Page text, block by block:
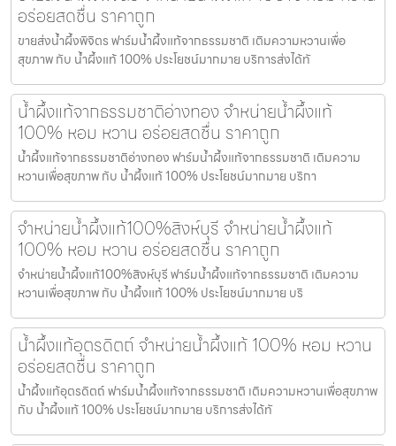
อร่อยสดชื่น ราคาถูก
ขายส่งน้ำผึ้งพิจิตร ฟาร์มน้ำผึ้งแท้จากธรรมชาติ เติมความหวานเพื่อ
สุขภาพ กับ น้ำผึ้งแท้ 100% ประโยชน์มากมาย บริการส่งได้ทั
น้ำผึ้งแท้จากธรรมชาติอ่างทอง จำหน่ายน้ำผึ้งแท้
100% หอม หวาน อร่อยสดชื่น ราคาถูก
น้ำผึ้งแท้จากธรรมชาติอ่างทอง ฟาร์มน้ำผึ้งแท้จากธรรมชาติ เติมความ
หวานเพื่อสุขภาพ กับ น้ำผึ้งแท้ 100% ประโยชน์มากมาย บริกา
จำหน่ายน้ำผึ้งแท้100%สิงห์บุรี จำหน่ายน้ำผึ้งแท้
100% หอม หวาน อร่อยสดชื่น ราคาถูก
จำหน่ายน้ำผึ้งแท้100%สิงห์บุรี ฟาร์มน้ำผึ้งแท้จากธรรมชาติ เติมความ
หวานเพื่อสุขภาพ กับ น้ำผึ้งแท้ 100% ประโยชน์มากมาย บริ
น้ำผึ้งแท้อุตรดิตถ์ จำหน่ายน้ำผึ้งแท้ 100% หอม หวาน
อร่อยสดชื่น ราคาถูก
น้ำผึ้งแท้อุตรดิตถ์ ฟาร์มน้ำผึ้งแท้จากธรรมชาติ เติมความหวานเพื่อสุขภาพ
กับ น้ำผึ้งแท้ 100% ประโยชน์มากมาย บริการส่งได้ทั